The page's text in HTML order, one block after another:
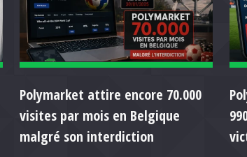
Polymarket attire encore 70.000
visites par mois en Belgique
malgré son interdiction